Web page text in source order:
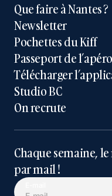
Que faire à Nantes ?
Newsletter
Pochettes du Kiff
Passeport de l’apéro
Télécharger
Studio BC
On recrute
Chaque semaine,
par mail !